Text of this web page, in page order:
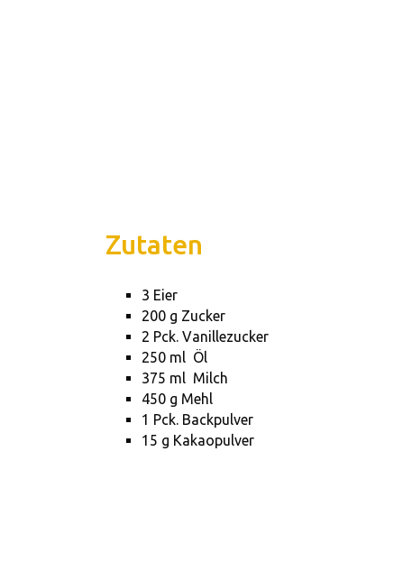
Zutaten
3 Eier
200 g Zucker
2 Pck. Vanillezucker
250 ml Öl
375 ml Milch
450 g Mehl
1 Pck. Backpulver
15 g Kakaopulver